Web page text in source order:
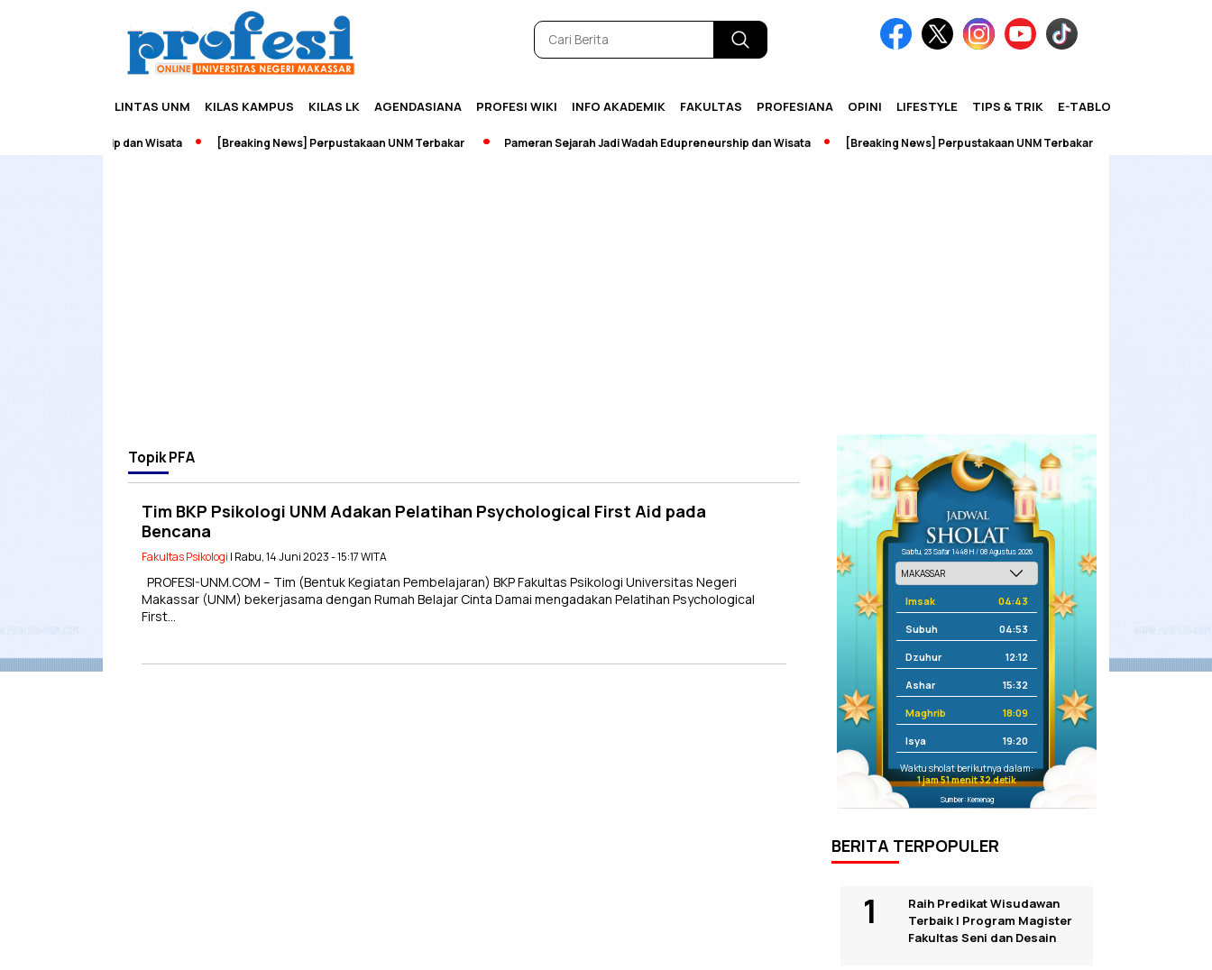
LINTAS UNM KILAS KAMPUS KILAS LK AGENDASIANA PROFESI WIKI INFO AKADEMIK FAKULTAS PROFESIANA OPINI LIFESTYLE TIPS & TRIK E-TABLOID
Edupreneurship dan Wisata [Breaking News] Perpustakaan UNM Terbakar Pameran Sejarah Jadi Wadah Edupreneurship dan Wisata [Breaking News] Perpustakaan UNM Terbakar
TopikPFA
Tim BKP Psikologi UNM Adakan Pelatihan Psychological First Aid pada
Bencana
Fakultas Psikologi | Rabu, 14 Juni 2023 - 15:17 WITA
PROFESI-UNM.COM – Tim (Bentuk Kegiatan Pembelajaran) BKP Fakultas Psikologi Universitas Negeri
Makassar (UNM) bekerjasama dengan Rumah Belajar Cinta Damai mengadakan Pelatihan Psychological
First…
Sabtu, 23 Safar 1448 H / 08 Agustus 2026
Imsak 04:43
Subuh 04:53
Dzuhur 12:12
Ashar 15:32
Maghrib 18:09
Isya 19:20
Waktu sholat berikutnya dalam:
1 jam 51 menit 32 detik
Sumber: Kemenag
BERITA TERPOPULER
Raih Predikat Wisudawan
Terbaik I Program Magister
Fakultas Seni dan Desain